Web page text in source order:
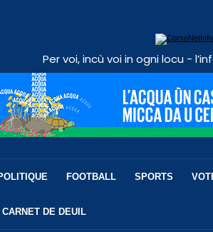
Per voi, incù voi in ogni locu -
FOOTBALL SPORTS
CARNET DE DEUIL